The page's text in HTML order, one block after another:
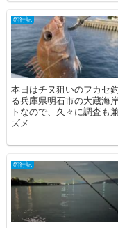
釣行記
本日はチヌ狙いのフカセ
る兵庫県明石市の大蔵海
トなので、久々に調査も
ズメ...
釣行記